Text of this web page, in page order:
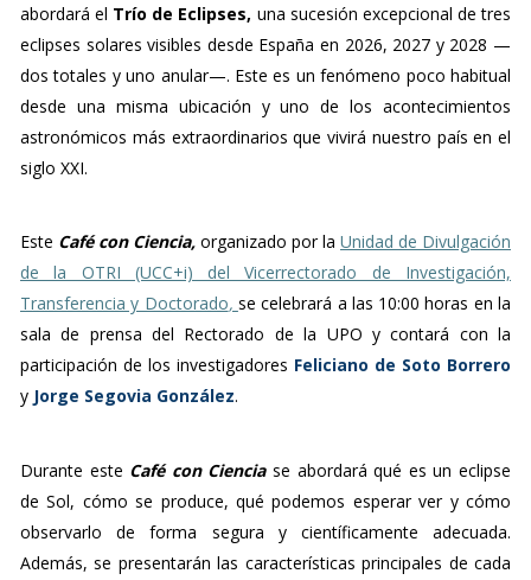
abordará el Trío de Eclipses, una sucesión excepcional de tres
eclipses solares visibles desde España en 2026, 2027 y 2028 —
dos totales y uno anular—. Este es un fenómeno poco habitual
desde una misma ubicación y uno de los acontecimientos
astronómicos más extraordinarios que vivirá nuestro país en el
siglo XXI.
Este Café con Ciencia, organizado por la Unidad de Divulgación
de la OTRI (UCC+i) del Vicerrectorado de Investigación,
Transferencia y Doctorado, se celebrará a las 10:00 horas en la
sala de prensa del Rectorado de la UPO y contará con la
participación de los investigadores Feliciano de Soto Borrero
y Jorge Segovia González.
Durante este Café con Ciencia se abordará qué es un
de Sol, cómo se produce, qué podemos esperar ver y
observarlo de forma segura y científicamente
Además, se presentarán las características principales de